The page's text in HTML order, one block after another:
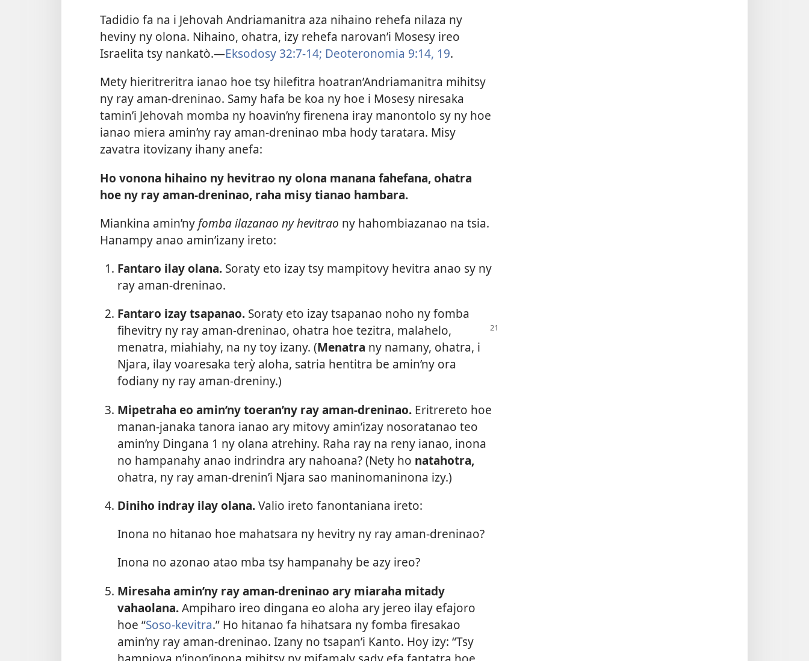
Tadidio fa na i Jehovah Andriamanitra aza nihaino rehefa nilaza ny
heviny ny olona. Nihaino, ohatra, izy rehefa narovan’i Mosesy ireo
Israelita tsy nankatò.—Eksodosy 32:7-14; Deoteronomia 9:14, 19.
Mety hieritreritra ianao hoe tsy hilefitra hoatran’Andriamanitra mihitsy
ny ray aman-dreninao. Samy hafa be koa ny hoe i Mosesy niresaka
tamin’i Jehovah momba ny hoavin’ny firenena iray manontolo sy ny hoe
ianao miera amin’ny ray aman-dreninao mba hody taratara. Misy
zavatra itovizany ihany anefa:
Ho vonona hihaino ny hevitrao ny olona manana fahefana, ohatra
hoe ny ray aman-dreninao, raha misy tianao hambara.
Miankina amin’ny fomba ilazanao ny hevitrao ny hahombiazanao na tsia.
Hanampy anao amin’izany ireto:
Fantaro ilay olana.Soraty eto izay tsy mampitovy hevitra anao sy ny
ray aman-dreninao.
Fantaro izay tsapanao.Soraty eto izay tsapanao noho ny fomba
fihevitry ny ray aman-dreninao, ohatra hoe tezitra, malahelo,
menatra, miahiahy, na ny toy izany. (Menatra ny namany, ohatra, i
Njara, ilay voaresaka terỳ aloha, satria hentitra be amin’ny ora
fodiany ny ray aman-dreniny.)
Mipetraha eo amin’ny toeran’ny ray aman-dreninao.Eritrereto hoe
manan-janaka tanora ianao ary mitovy amin’izay nosoratanao teo
amin’ny Dingana 1 ny olana atrehiny. Raha ray na reny ianao, inona
no hampanahy anao indrindra ary nahoana? (Nety ho natahotra,
ohatra, ny ray aman-drenin’i Njara sao maninomaninona izy.)
Diniho indray ilay olana.Valio ireto fanontaniana ireto:
Inona no hitanao hoe mahatsara ny hevitry ny ray aman-dreninao?
Inona no azonao atao mba tsy hampanahy be azy ireo?
Miresaha amin’ny ray aman-dreninao ary miaraha mitady
vahaolana.Ampiharo ireo dingana eo aloha ary jereo ilay efajoro
hoe “Soso-kevitra.” Ho hitanao fa hihatsara ny fomba firesakao
amin’ny ray aman-dreninao. Izany no tsapan’i Kanto. Hoy izy: “Tsy